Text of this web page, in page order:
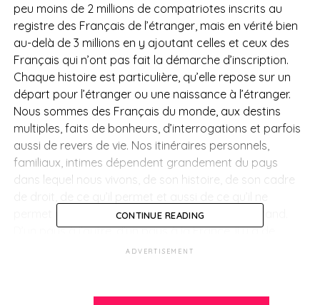
peu moins de 2 millions de compatriotes inscrits au
registre des Français de l’étranger, mais en vérité bien
au-delà de 3 millions en y ajoutant celles et ceux des
Français qui n’ont pas fait la démarche d’inscription.
Chaque histoire est particulière, qu’elle repose sur un
départ pour l’étranger ou une naissance à l’étranger.
Nous sommes des Français du monde, aux destins
multiples, faits de bonheurs, d’interrogations et parfois
aussi de revers de vie. Nos itinéraires personnels,
familiaux, intimes dépendent grandement du pays
dans lequel nous vivons, de son histoire, de son cadre
permet pas. Le monde n’est pas la France en grand.
D’un pays à l’autre, d’un pays à la France, il y a de
grandes différences dont il importe de prendre toute la
CONTINUE READING
ADVERTISEMENT